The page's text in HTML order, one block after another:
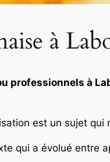
à
professionnels à
est un sujet qui
qui a évolué entre